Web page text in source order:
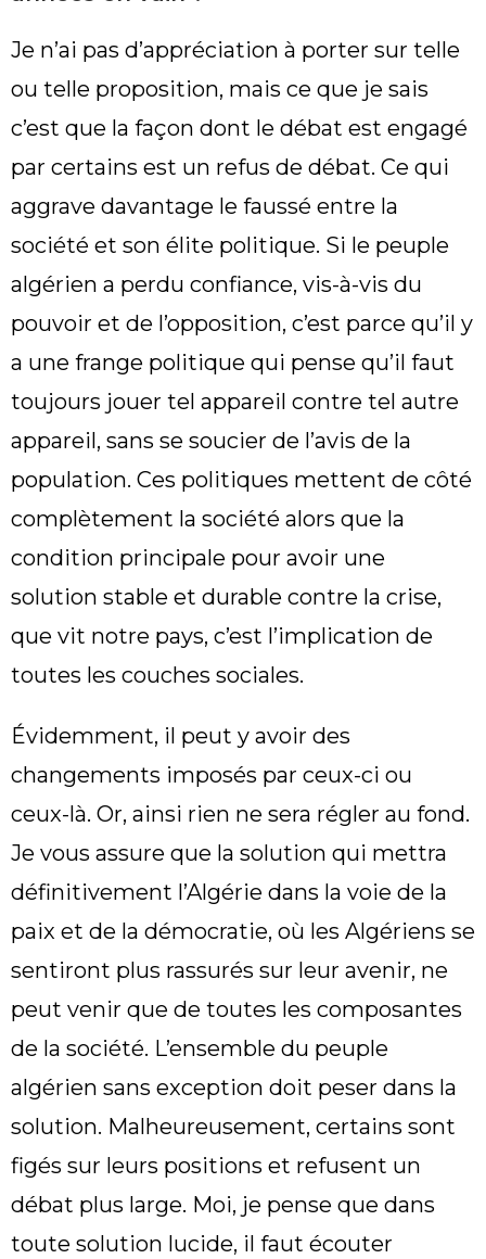
Je n’ai pas d’appréciation à porter sur telle
ou telle proposition, mais ce que je sais
c’est que la façon dont le débat est engagé
par certains est un refus de débat. Ce qui
aggrave davantage le faussé entre la
société et son élite politique. Si le peuple
algérien a perdu confiance, vis-à-vis du
pouvoir et de l’opposition, c’est parce qu’il y
a une frange politique qui pense qu’il faut
toujours jouer tel appareil contre tel autre
appareil, sans se soucier de l’avis de la
population. Ces politiques mettent de côté
complètement la société alors que la
condition principale pour avoir une
solution stable et durable contre la crise,
que vit notre pays, c’est l’implication de
toutes les couches sociales.
Évidemment, il peut y avoir des
changements imposés par ceux-ci ou
ceux-là. Or, ainsi rien ne sera régler au fond.
Je vous assure que la solution qui mettra
définitivement l’Algérie dans la voie de la
paix et de la démocratie, où les Algériens se
sentiront plus rassurés sur leur avenir, ne
peut venir que de toutes les composantes
de la société. L’ensemble du peuple
algérien sans exception doit peser dans la
solution. Malheureusement, certains sont
figés sur leurs positions et refusent un
débat plus large. Moi, je pense que dans
toute solution lucide, il faut écouter